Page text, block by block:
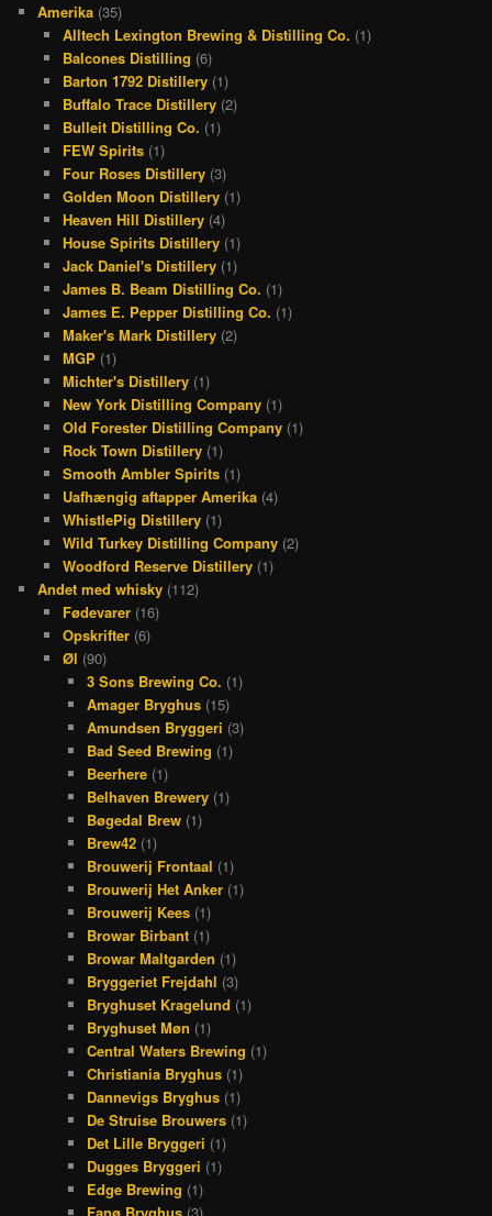
e
b
o
o
k
e
a
d
s
a
g
r
a
m
e
r
e
t
Amerika (35)
Alltech Lexington Brewing & Distilling Co. (1)
Balcones Distilling (6)
Barton 1792 Distillery(1)
Buffalo Trace Distillery(2)
Bulleit Distilling Co. (1)
FEW Spirits(1)
Four Roses Distillery(3)
Golden Moon Distillery(1)
Heaven Hill Distillery(4)
House Spirits Distillery(1)
Jack Daniel's Distillery(1)
James B. Beam Distilling Co. (1)
James E. Pepper Distilling Co. (1)
Maker's Mark Distillery(2)
MGP(1)
Michter's Distillery(1)
New York Distilling Company(1)
Old Forester Distilling Company(1)
Rock Town Distillery(1)
Smooth Ambler Spirits(1)
Uafhængig aftapper Amerika(4)
WhistlePig Distillery(1)
Wild Turkey Distilling Company(2)
Woodford Reserve Distillery(1)
Andet med whisky (112)
Fødevarer(16)
Opskrifter(6)
Øl (90)
3 Sons Brewing Co. (1)
Amager Bryghus (15)
Amundsen Bryggeri (3)
Bad Seed Brewing (1)
Beerhere (1)
Belhaven Brewery (1)
Bøgedal Brew (1)
Brew42 (1)
Brouwerij Frontaal (1)
Brouwerij Het Anker (1)
Brouwerij Kees (1)
Browar Birbant (1)
Browar Maltgarden (1)
Bryggeriet Frejdahl (3)
Bryghuset Kragelund (1)
Bryghuset Møn (1)
Central Waters Brewing (1)
Christiania Bryghus (1)
Dannevigs Bryghus (1)
De Struise Brouwers (1)
Det Lille Bryggeri (1)
Dugges Bryggeri (1)
Edge Brewing (1)